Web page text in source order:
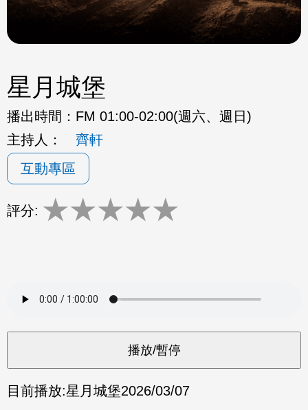
星月城堡
播出時間： FM 01:00-02:00(週六、週日)
主持人：
齊軒
互動專區
評分: ★★★★★
目前播放:星月城堡2026/03/07